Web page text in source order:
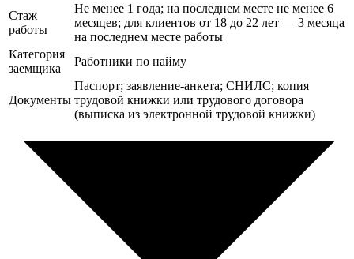
Стаж
работы
Не менее 1 года; на последнем месте не менее 6
месяцев; для клиентов от 18 до 22 лет — 3 месяца
на последнем месте работы
Категория
заемщика
Работники по найму
Документы
Паспорт; заявление-анкета; СНИЛС; копия
трудовой книжки или трудового договора
(выписка из электронной трудовой книжки)